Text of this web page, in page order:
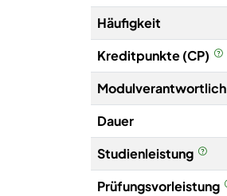
Häufigkeit
Kreditpunkte (CP)
Modulverantwortlich
Dauer
Studienleistung
Prüfungsvorleistung